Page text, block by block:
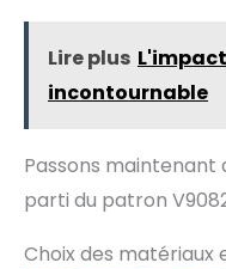
Lire plus
incontournable
Passons maintenant
parti du patron
Choix des matériaux